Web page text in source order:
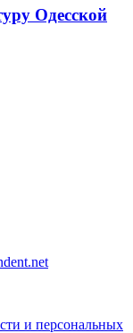
Одесской
и персональных